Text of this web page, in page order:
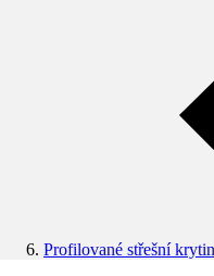
Profilované střešní